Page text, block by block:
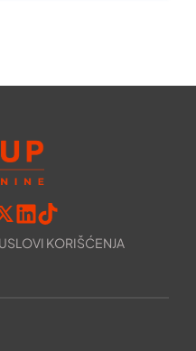
USLOVI KORIŠĆENJA